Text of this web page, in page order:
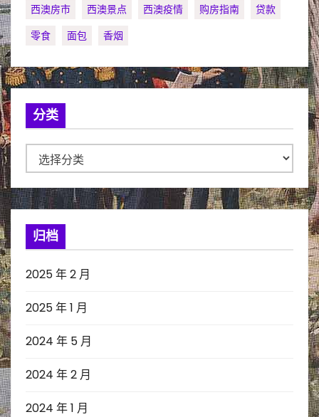
西澳房市
西澳景点 西澳疫情 购房指南
贷款
零食
面包 香烟
分类
类
归档
2025 年 2 月
2025 年 1 月
2024 年 5 月
2024 年 2 月
2024 年 1 月